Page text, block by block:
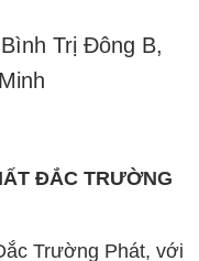
Trị Đông B,
ĐẮC TRƯỜNG
Trường Phát, với